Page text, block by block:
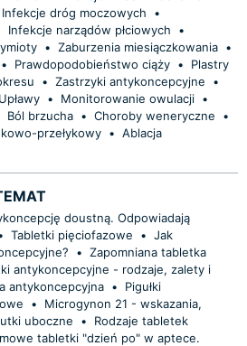
Infekcje dróg moczowych
•
Infekcje narządów płciowych
•
• Zaburzenia miesiączkowania •
• Prawdopodobieństwo ciąży •
Plastry
• Zastrzyki antykoncepcyjne
•
Upławy • Monitorowanie owulacji •
Ból brzucha • Choroby weneryczne
•
przełykowy • Ablacja
doustną. Odpowiadają
Tabletki pięciofazowe • Jak
• Zapomniana tabletka
antykoncepcyjne - rodzaje, zalety i
antykoncepcyjna •
Pigułki
•
Microgynon 21 - wskazania,
uboczne
•
Rodzaje tabletek
tabletki "dzień po" w aptece.